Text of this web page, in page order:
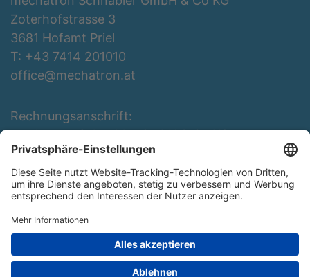
Zoterhofstrasse 3
3681 Hofamt Priel
T: +43 7414 201010
office@mechatron.at
Rechnungsanschrift:
mechatron Schnabler GmbH & Co KG
Rottenbergerstraße 3
3681 Hofamt Priel
T: +43 7414 201010